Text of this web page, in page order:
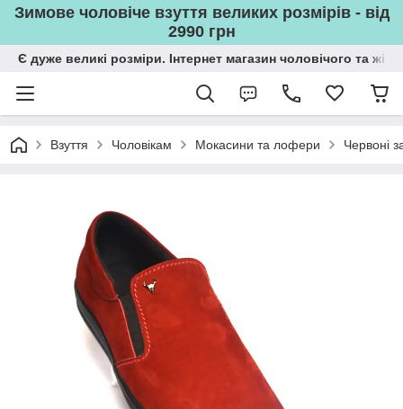
Зимове чоловіче взуття великих розмірів - від
2990 грн
Є дуже великі розміри. Інтернет магазин чоловічого та
Взуття Чоловікам Мокасини та лофери Червоні